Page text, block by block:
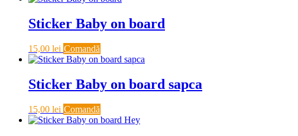
Sticker Baby on board
15,00 lei Comandă
Sticker Baby on board sapca
15,00 lei Comandă